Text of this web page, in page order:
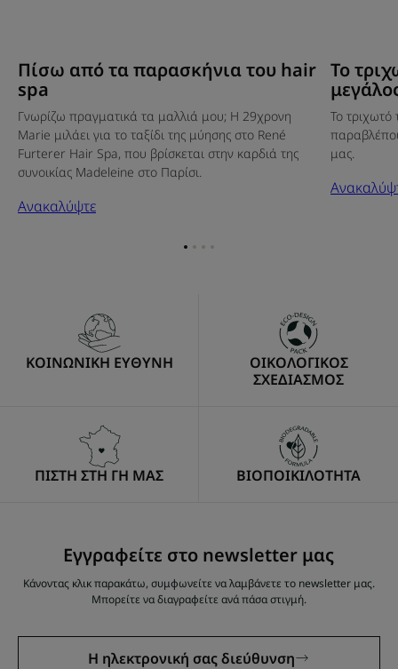
Πίσω από τα παρασκήνια του hair
spa
Γνωρίζω πραγματικά τα μαλλιά μου; Η 29χρονη
Marie μιλάει για το ταξίδι της μύησης στο René
Furterer Hair Spa, που βρίσκεται στην καρδιά της
συνοικίας Madeleine στο Παρίσι.
Ανακαλύψτε
Το
Το
μας.
GoGo
GoGo
ΚΟΙΝΩΝΙΚΗ ΕΥΘΥΝΗ
ΟΙΚΟΛΟΓΙΚΟΣ
ΣΧΕΔΙΑΣΜΟΣ
ΠΙΣΤΗ ΣΤΗ ΓΗ ΜΑΣ ΒΙΟΠΟΙΚΙΛΟΤΗΤΑ
Εγγραφείτε στο newsletter μας
Κάνοντας κλικ παρακάτω, συμφωνείτε να λαμβάνετε το newsletter μας.
Μπορείτε να διαγραφείτε ανά πάσα στιγμή.
Η ηλεκτρονική σας διεύθυνση